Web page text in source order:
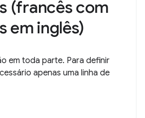
(francês com
em inglês)
em toda parte. Para definir
apenas uma linha de